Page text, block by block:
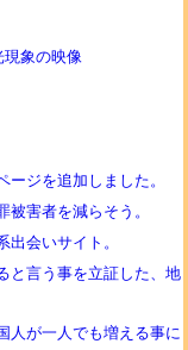
現象の映像
ジを追加しました。
害者を減らそう。
会いサイト。
と言う事を立証した、地
人が一人でも増える事に